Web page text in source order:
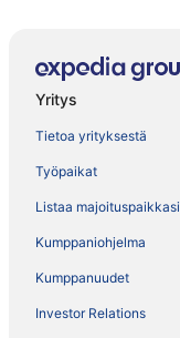
Yritys
Tietoa yrityksestä
Työpaikat
Listaa majoituspaikkasi
Kumppaniohjelma
Kumppanuudet
Investor Relations